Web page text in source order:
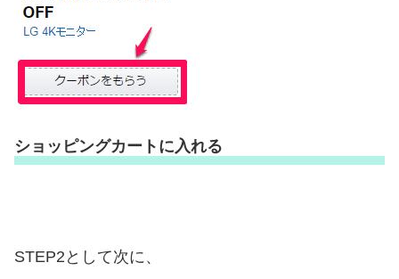
ショッピングカートに入れる
STEP2として次に、